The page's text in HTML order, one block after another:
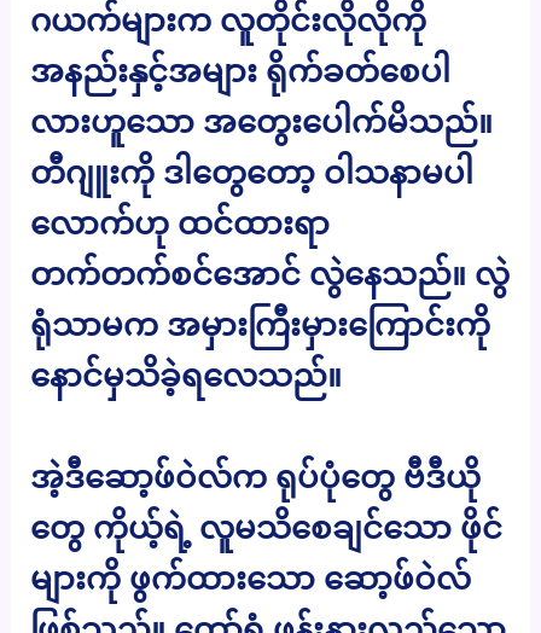
ဂယက်များက လူတိုင်းလိုလိုကို
အနည်းနှင့်အများ ရိုက်ခတ်စေပါ
လားဟူသော အတွေးပေါက်မိသည်။
တီဂျူးကို ဒါတွေတော့ ဝါသနာမပါ
လောက်ဟု ထင်ထားရာ
တက်တက်စင်အောင် လွဲနေသည်။ လွဲ
ရုံသာမက အမှားကြီးမှားကြောင်းကို
နောင်မှသိခဲ့ရလေသည်။
အဲ့ဒီဆော့ဖ်ဝဲလ်က ရုပ်ပုံတွေ ဗီဒီယို
တွေ ကိုယ့်ရဲ့ လူမသိစေချင်သော ဖိုင်
များကို ဖွက်ထားသော ဆော့ဖ်ဝဲလ်